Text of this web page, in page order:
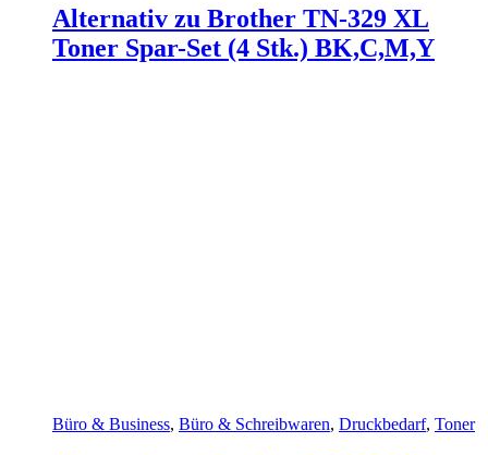
Alternativ zu Brother TN-329 XL
Toner Spar-Set (4 Stk.) BK,C,M,Y
Büro & Business, Büro & Schreibwaren, Druckbedarf, Toner